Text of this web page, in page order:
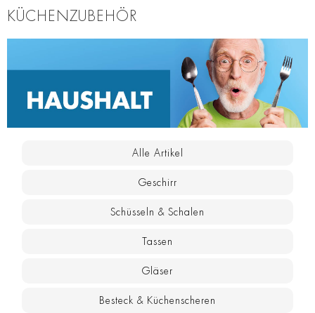
KÜCHENZUBEHÖR
Alle Artikel
Geschirr
Schüsseln & Schalen
Tassen
Gläser
Besteck & Küchenscheren